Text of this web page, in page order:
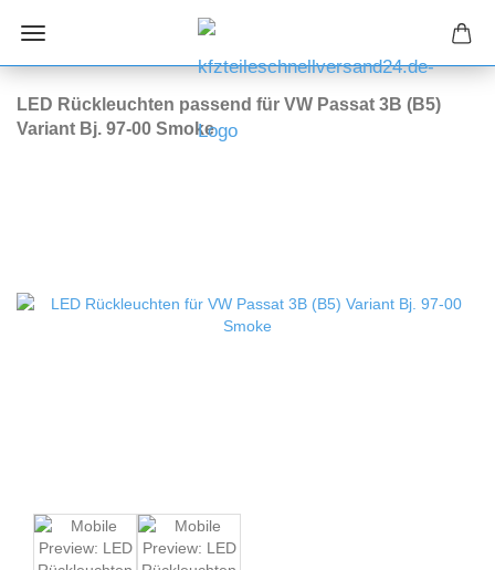
LED Rückleuchten passend für VW Passat 3B (B5)
Variant Bj. 97-00 Smoke